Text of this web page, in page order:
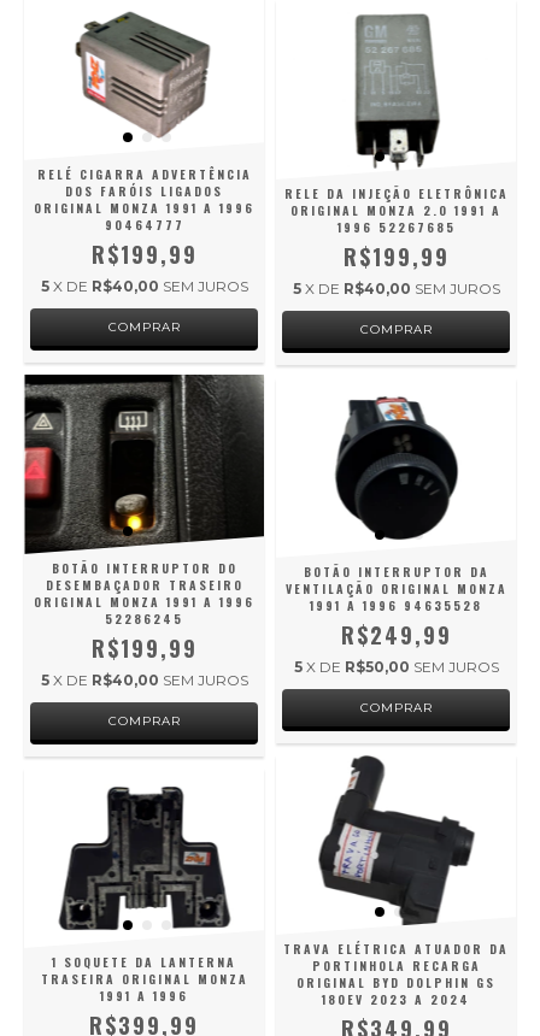
RELÉ CIGARRA ADVERTÊNCIA
DOS FARÓIS LIGADOS
ORIGINAL MONZA 1991 A 1996
90464777
R$199,99
5 X DE R$40,00 SEM JUROS
RELE DA INJEÇÃO ELETRÔNICA
ORIGINAL MONZA 2.0 1991 A
1996 52267685
R$199,99
5 X DE R$40,00 SEM JUROS
BOTÃO INTERRUPTOR DO
DESEMBAÇADOR TRASEIRO
ORIGINAL MONZA 1991 A 1996
52286245
R$199,99
5 X DE R$40,00 SEM JUROS
BOTÃO INTERRUPTOR DA
VENTILAÇÃO ORIGINAL MONZA
1991 A 1996 94635528
R$249,99
5 X DE R$50,00 SEM JUROS
1 SOQUETE DA LANTERNA
TRASEIRA ORIGINAL MONZA
1991 A 1996
R$399,99
TRAVA ELÉTRICA ATUADOR DA
PORTINHOLA RECARGA
ORIGINAL BYD DOLPHIN GS
180EV 2023 A 2024
R$349,99